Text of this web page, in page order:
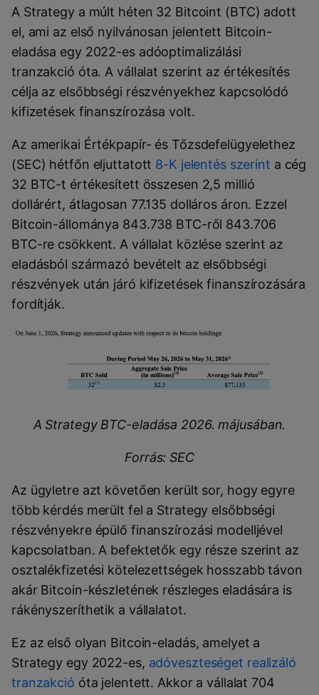
A Strategy a múlt héten 32 Bitcoint (BTC) adott
el, ami az első nyilvánosan jelentett Bitcoin-
eladása egy 2022-es adóoptimalizálási
tranzakció óta. A vállalat szerint az értékesítés
célja az elsőbbségi részvényekhez kapcsolódó
kifizetések finanszírozása volt.
Az amerikai Értékpapír- és Tőzsdefelügyelethez
(SEC) hétfőn eljuttatott 8-K jelentés szerint a cég
32 BTC-t értékesített összesen 2,5 millió
dollárért, átlagosan 77.135 dolláros áron. Ezzel
Bitcoin-állománya 843.738 BTC-ről 843.706
BTC-re csökkent. A vállalat közlése szerint az
eladásból származó bevételt az elsőbbségi
részvények után járó kifizetések finanszírozására
fordítják.
A Strategy BTC-eladása 2026. májusában.
Forrás: SEC
Az ügyletre azt követően került sor, hogy egyre
több kérdés merült fel a Strategy elsőbbségi
részvényekre épülő finanszírozási modelljével
kapcsolatban. A befektetők egy része szerint az
osztalékfizetési kötelezettségek hosszabb távon
akár Bitcoin-készletének részleges eladására is
rákényszeríthetik a vállalatot.
Ez az első olyan Bitcoin-eladás, amelyet a
Strategy egy 2022-es, adóveszteséget realizáló
tranzakció óta jelentett. Akkor a vállalat 704